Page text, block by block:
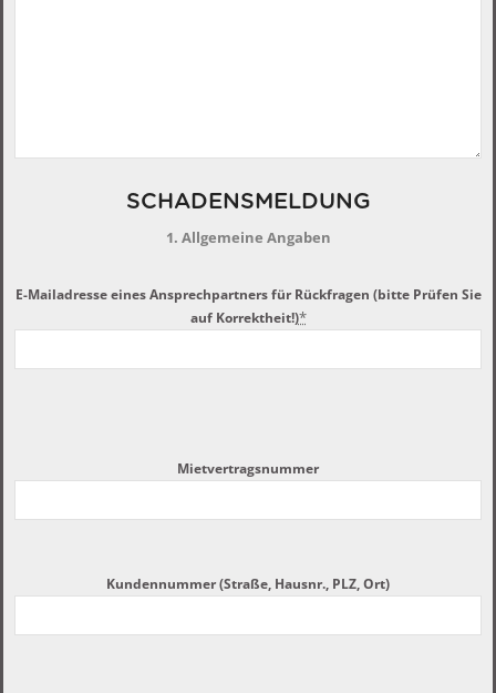
SCHADENSMELDUNG
1. Allgemeine Angaben
E-Mailadresse eines Ansprechpartners für Rückfragen (bitte Prüfen Sie
auf Korrektheit!)*
Mietvertragsnummer
Kundennummer (Straße, Hausnr., PLZ, Ort)